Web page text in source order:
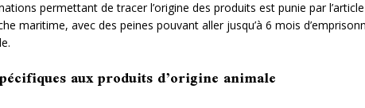
permettant de tracer l’origine des produits est punie par
maritime, avec des peines pouvant aller jusqu’à 6 mois
aux produits d’origine animale